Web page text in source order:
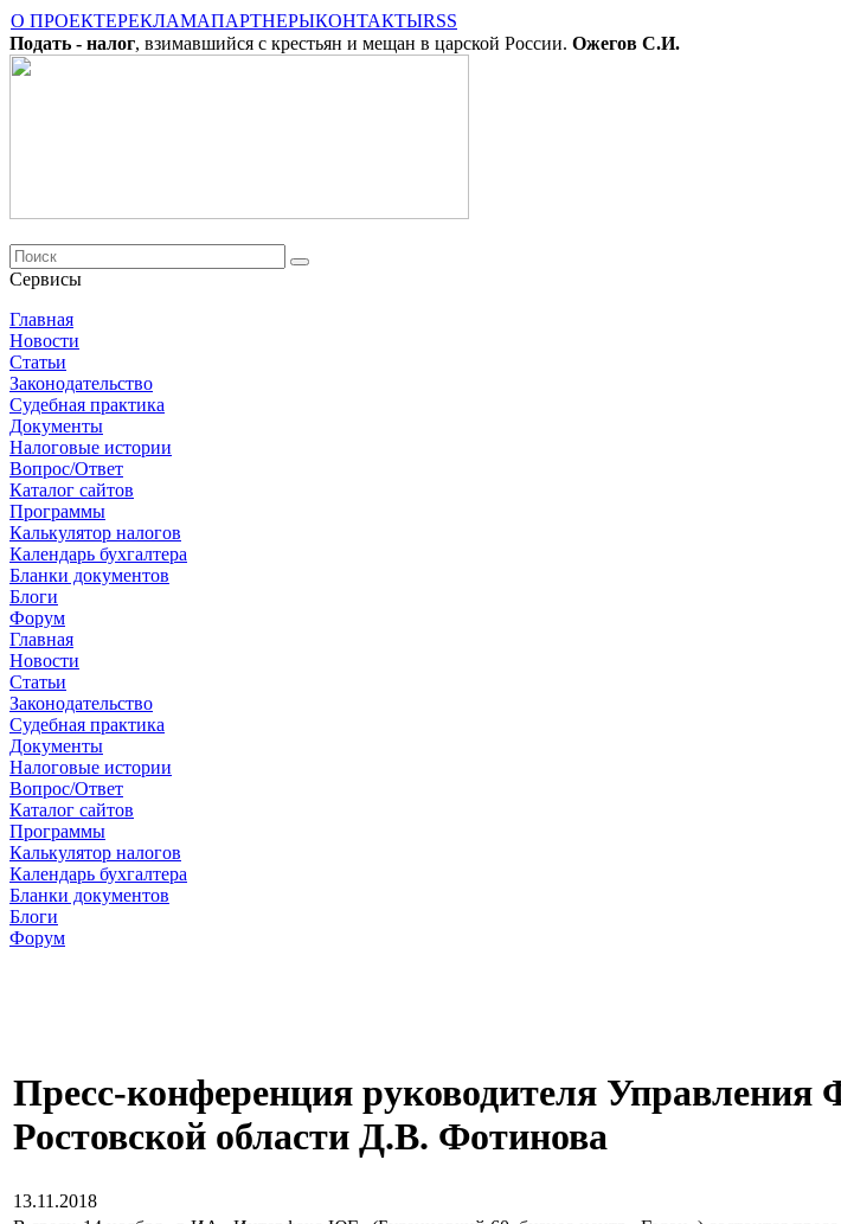
О ПРОЕКТЕРЕКЛАМАПАРТНЕРЫКОНТАКТЫRSS
Подать - налог, взимавшийся с крестьян и мещан в царской России. Ожегов С.И.
Сервисы
Главная
Новости
Cтатьи
Законодательство
Судебная практика
Документы
Налоговые истории
Вопрос/Ответ
Каталог сайтов
Программы
Калькулятор налогов
Календарь бухгалтера
Бланки документов
Блоги
Форум
Главная
Новости
Cтатьи
Законодательство
Судебная практика
Документы
Налоговые истории
Вопрос/Ответ
Каталог сайтов
Программы
Калькулятор налогов
Календарь бухгалтера
Бланки документов
Блоги
Форум
Пресс-конференция руководителя Управления
Ростовской области Д.В. Фотинова
13.11.2018